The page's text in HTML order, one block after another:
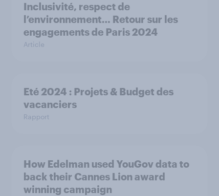
Inclusivité, respect de
l’environnement… Retour sur les
engagements de Paris 2024
Article
Eté 2024 : Projets & Budget des
vacanciers
Rapport
How Edelman used YouGov data to
back their Cannes Lion award
winning campaign